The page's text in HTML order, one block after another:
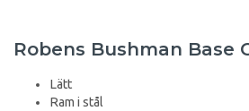
Robens Bushman Base
Lätt
Ram i stål